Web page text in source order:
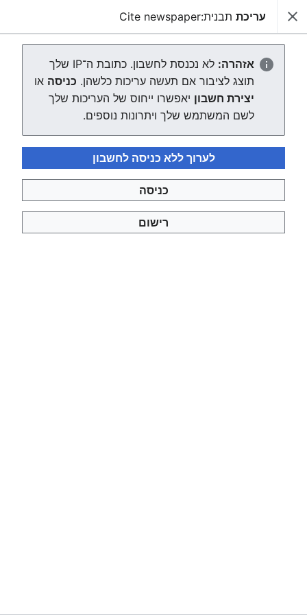
צפונות ויקי
יצירת הדף "תבנית:Cite newspaper"
העורך ייטען עכשיו. אם ההודעה הזאת עדיין מוצגת לאחר כמה
שניות, אפשר לטעון את הדף מחדש.
מדיניות פרטיות תצוגת מחשבים
עריכת תבנית:Cite newspaper
אזהרה:
לא נכנסת לחשבון. כתובת ה־IP שלך
תוצג לציבור אם תעשה עריכות כלשהן. כניסה או
יצירת חשבון יאפשרו ייחוס של העריכות שלך
לשם המשתמש שלך ויתרונות נוספים.
לערוך ללא כניסה לחשבון
כניסה
רישום